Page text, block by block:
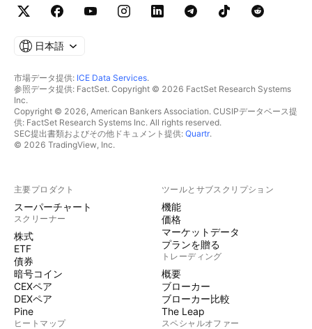
日本語
市場データ提供: ICE Data Services.
参照データ提供: FactSet. Copyright © 2026 FactSet Research Systems
Inc.
Copyright © 2026, American Bankers Association. CUSIPデータベース提
供: FactSet Research Systems Inc. All rights reserved.
SEC提出書類およびその他ドキュメント提供: Quartr.
© 2026 TradingView, Inc.
主要プロダクト
スーパーチャート
スクリーナー
株式
ETF
債券
暗号コイン
CEXペア
DEXペア
Pine
ヒートマップ
ツールとサブスクリプション
機能
価格
マーケットデータ
プランを贈る
トレーディング
概要
ブローカー
ブローカー比較
The Leap
スペシャルオファー